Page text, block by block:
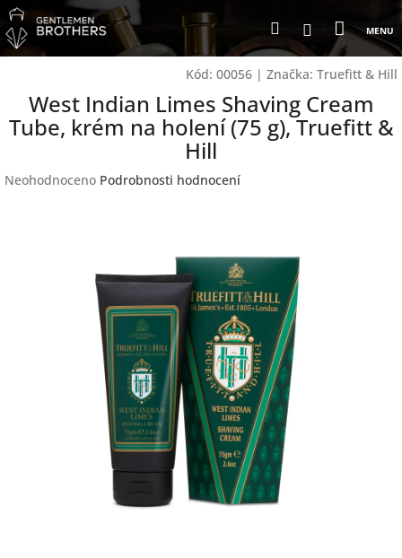
Přejít
na
obsah
HledatPřihlášení
košík
Kód: 00056 | Značka: Truefitt & Hill
West Indian Limes Shaving Cream
Tube, krém na holení (75 g), Truefitt &
Hill
Průměrné
Neohodnoceno Podrobnosti hodnocení